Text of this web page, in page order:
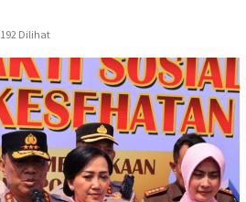
192 Dilihat